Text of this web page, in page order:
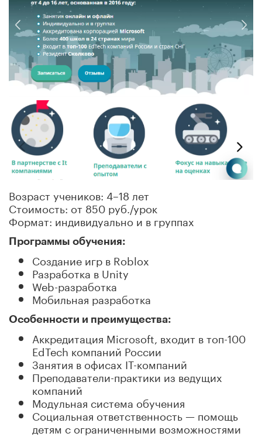
Возраст учеников: 4–18 лет
Стоимость: от 850 руб./урок
Формат: индивидуально и в группах
Программы обучения:
Создание игр в Roblox
Разработка в Unity
Web-разработка
Мобильная разработка
Особенности и преимущества:
Аккредитация Microsoft, входит в топ-100
EdTech компаний России
Занятия в офисах IT-компаний
Преподаватели-практики из ведущих
компаний
Модульная система обучения
Социальная ответственность — помощь
детям с ограниченными возможностями